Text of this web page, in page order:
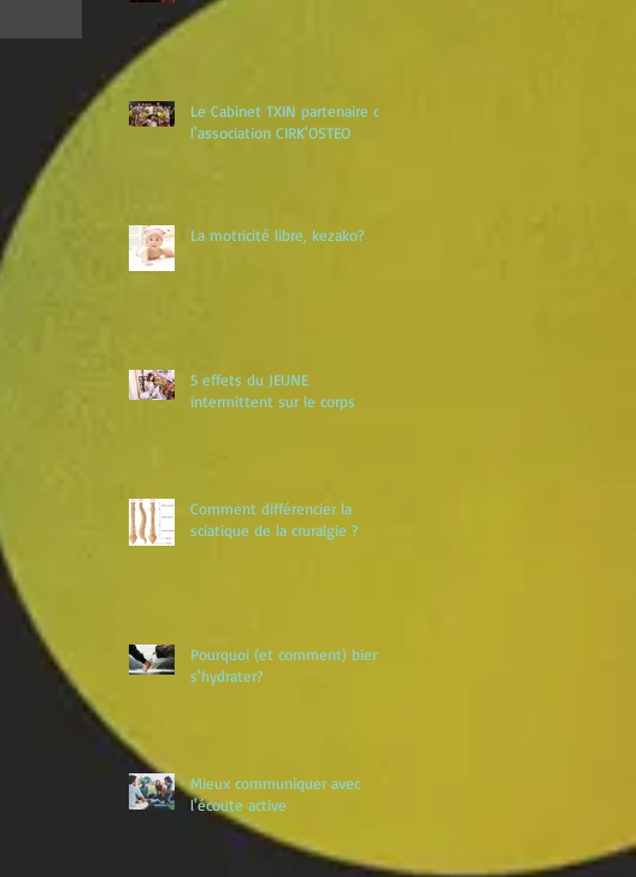
Le Cabinet TXIN partenaire de
l'association CIRK'OSTEO
La motricité libre, kezako?
5 effets du JEUNE
intermittent sur le corps
Comment différencier la
sciatique de la cruralgie ?
Pourquoi (et comment) bien
s'hydrater?
Mieux communiquer avec
l'écoute active